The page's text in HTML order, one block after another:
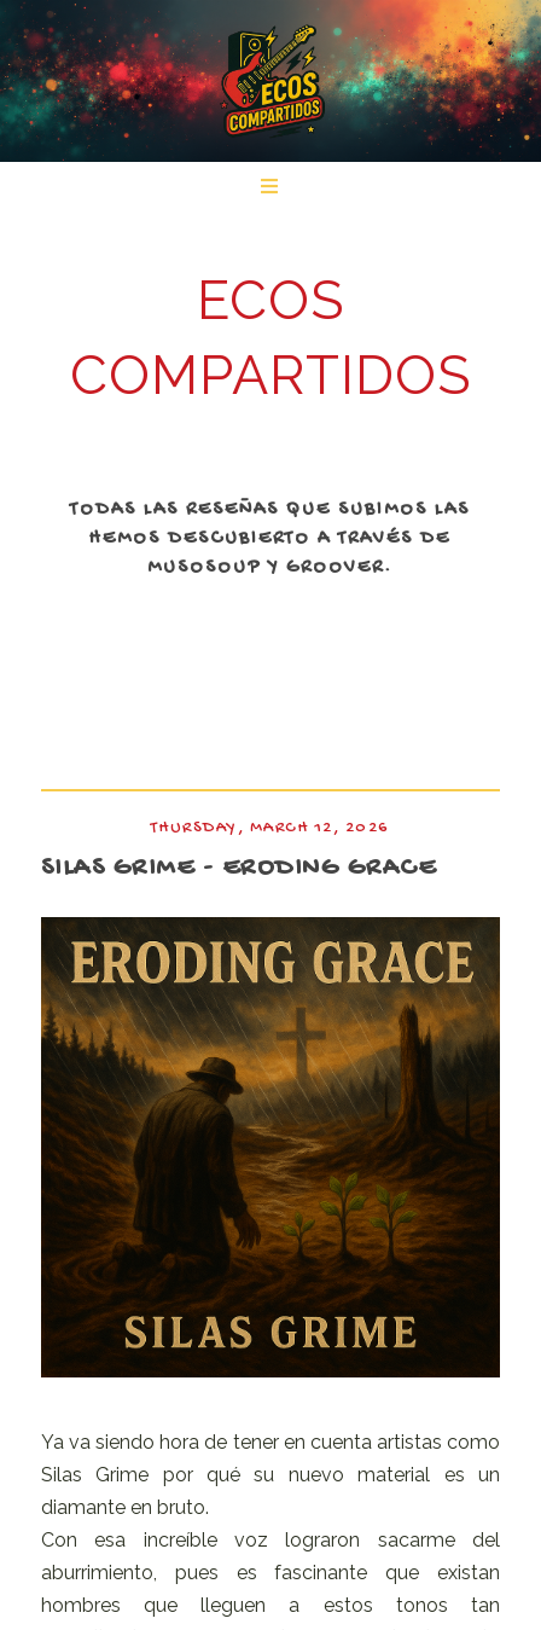
ECOS
COMPARTIDOS
TODAS LAS RESEÑAS QUE SUBIMOS LAS
HEMOS DESCUBIERTO A TRAVÉS DE
MUSOSOUP Y GROOVER.
THURSDAY, MARCH 12, 2026
SILAS GRIME - ERODING GRACE
Ya va siendo hora de tener en cuenta artistas como
Silas Grime por qué su nuevo material es un
diamante en bruto.
Con esa increíble voz lograron sacarme del
aburrimiento, pues es fascinante que existan
hombres que lleguen a estos tonos tan